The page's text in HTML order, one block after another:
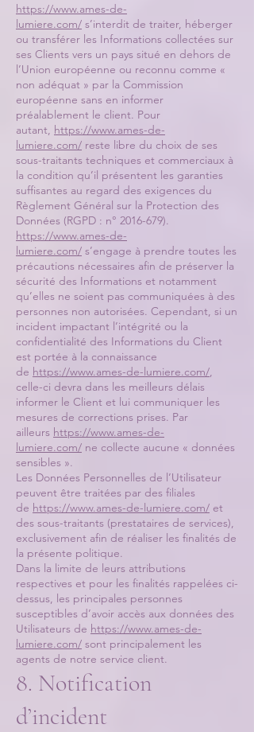
https://www.ames-de-
lumiere.com/ s’interdit de traiter, héberger
ou transférer les Informations collectées sur
ses Clients vers un pays situé en dehors de
l’Union européenne ou reconnu comme «
non adéquat » par la Commission
européenne sans en informer
préalablement le client. Pour
autant, https://www.ames-de-
lumiere.com/ reste libre du choix de ses
sous-traitants techniques et commerciaux à
la condition qu’il présentent les garanties
suffisantes au regard des exigences du
Règlement Général sur la Protection des
Données (RGPD : n° 2016-679).
https://www.ames-de-
lumiere.com/ s’engage à prendre toutes les
précautions nécessaires afin de préserver la
sécurité des Informations et notamment
qu’elles ne soient pas communiquées à des
personnes non autorisées. Cependant, si un
incident impactant l’intégrité ou la
confidentialité des Informations du Client
est portée à la connaissance
de https://www.ames-de-lumiere.com/,
celle-ci devra dans les meilleurs délais
informer le Client et lui communiquer les
mesures de corrections prises. Par
ailleurs https://www.ames-de-
lumiere.com/ ne collecte aucune « données
sensibles ».
Les Données Personnelles de l’Utilisateur
peuvent être traitées par des filiales
de https://www.ames-de-lumiere.com/ et
des sous-traitants (prestataires de services),
exclusivement afin de réaliser les finalités de
la présente politique.
Dans la limite de leurs attributions
respectives et pour les finalités rappelées ci-
dessus, les principales personnes
susceptibles d’avoir accès aux données des
Utilisateurs de https://www.ames-de-
lumiere.com/ sont principalement les
agents de notre service client.
8. Notification
d’incident